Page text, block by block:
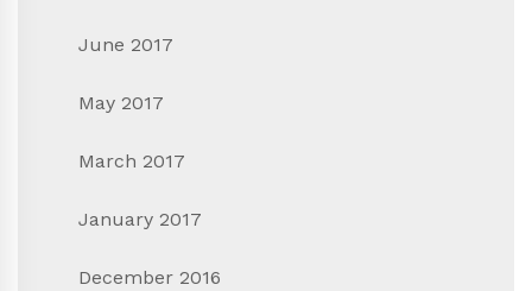
June 2017
May 2017
March 2017
January 2017
December 2016